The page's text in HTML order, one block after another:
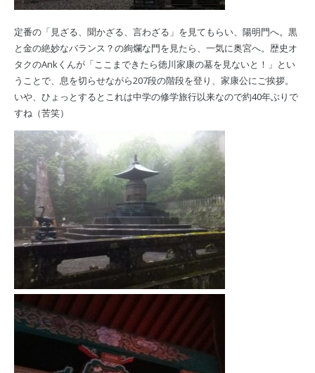
定番の「見ざる、聞かざる、言わざる」を見てもらい、陽明門へ。黒
と金の絶妙なバランス？の絢爛な門を見たら、一気に奥宮へ。歴史オ
タクのAnkくんが「ここまできたら徳川家康の墓を見ないと！」とい
うことで、息を切らせながら207段の階段を登り、家康公にご挨拶。
いや、ひょっとするとこれは中学の修学旅行以来なので約40年ぶりで
すね（苦笑）